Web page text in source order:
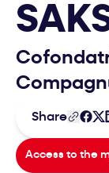
Share
Access to the